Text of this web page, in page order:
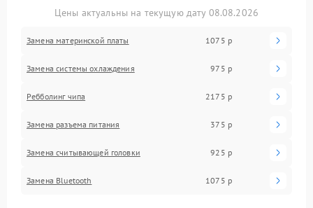
Цены актуальны на текущую дату 08.08.2026
Замена материнской платы 1075 р
Замена системы охлаждения 975 р
Ребболинг чипа 2175 р
Замена разъема питания 375 р
Замена считывающей головки 925 р
Замена Bluetooth 1075 р